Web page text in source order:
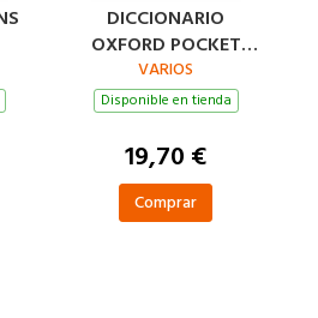
DICCIONARIO
OXFORD POCKET
PARA ESTUDIANTES
DE INGLÉS. ESPAÑOL-
INGLÉS/INGLÉS-ESPA
VARIOS
Disponible en tienda
19,70 €
Comprar